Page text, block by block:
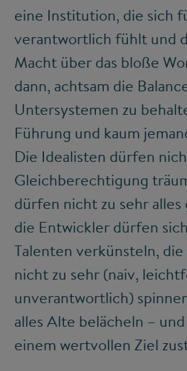
eine Institution, die sich
verantwortlich fühlt und
Macht über das bloße
dann, achtsam die
Untersystemen zu
Führung und kaum
Die Idealisten dürfen
Gleichberechtigung
dürfen nicht zu sehr
die Entwickler dürfen
Talenten verkünsteln,
nicht zu sehr (naiv,
unverantwortlich)
alles Alte belächeln –
einem wertvollen Ziel